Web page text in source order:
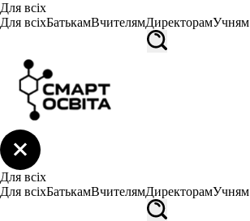
Для всіх
Для всіхБатькамВчителямДиректорамУчням
Для всіх
Для всіхБатькамВчителямДиректорамУчням